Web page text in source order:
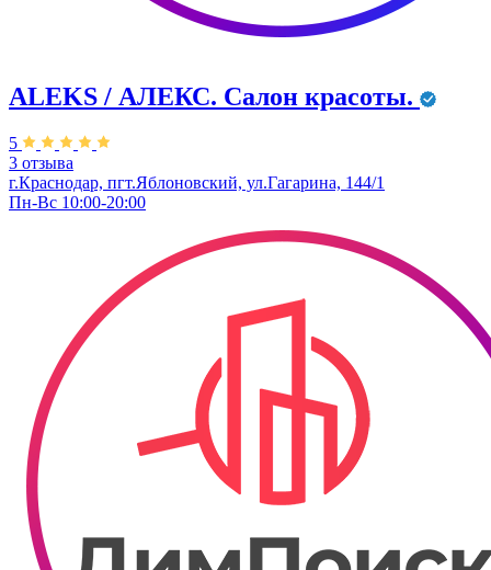
ALEKS / АЛЕКС. Салон красоты.
5
3 отзыва
г.Краснодар, пгт.Яблоновский, ул.Гагарина, 144/1
Пн-Вс 10:00-20:00